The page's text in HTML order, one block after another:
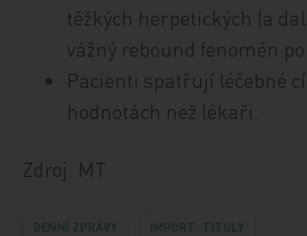
těžkých herpetických (a
vážný rebound fenomén po
Pacienti spatřují léčebné
hodnotách než lékaři.
Zdroj: MT
DENNÍ ZPRÁVY IMPORT: TITULY